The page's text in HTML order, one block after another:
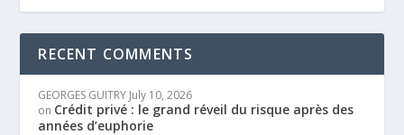
RECENT COMMENTS
GEORGES GUITRY July 10, 2026
on Crédit privé : le grand réveil du risque après des
années d’euphorie